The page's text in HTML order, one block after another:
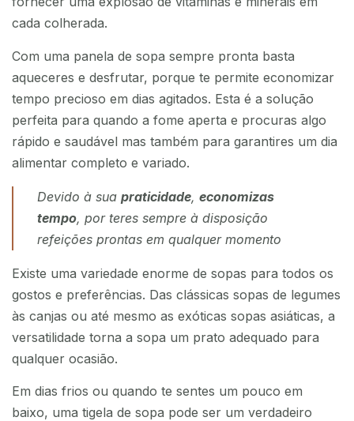
cada colherada.
Com uma panela de sopa sempre pronta basta
aqueceres e desfrutar, porque te permite economizar
tempo precioso em dias agitados. Esta é a solução
perfeita para quando a fome aperta e procuras algo
rápido e saudável mas também para garantires um dia
alimentar completo e variado.
Devido à sua praticidade, economizas
tempo, por teres sempre à disposição
refeições prontas em qualquer momento
Existe uma variedade enorme de sopas para todos os
gostos e preferências. Das clássicas sopas de legumes
às canjas ou até mesmo as exóticas sopas asiáticas, a
versatilidade torna a sopa um prato adequado para
qualquer ocasião.
Em dias frios ou quando te sentes um pouco em
baixo, uma tigela de sopa pode ser um verdadeiro